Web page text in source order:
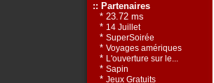
:: Partenaires
* 23.72 ms
* 14 Juillet
* SuperSoirée
* Voyages amériques
* L'ouverture sur le...
* Sapin
* Jeux Gratuits